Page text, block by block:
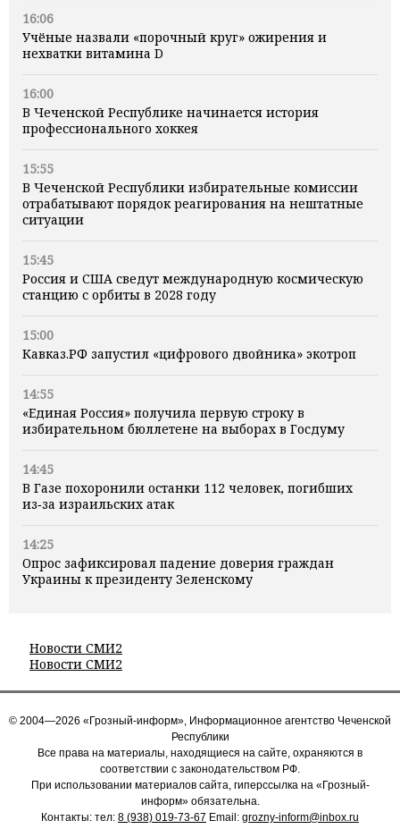
16:06
Учёные назвали «порочный круг» ожирения и
нехватки витамина D
16:00
В Чеченской Республике начинается история
профессионального хоккея
15:55
В Чеченской Республики избирательные комиссии
отрабатывают порядок реагирования на нештатные
ситуации
15:45
Россия и США сведут международную космическую
станцию с орбиты в 2028 году
15:00
Кавказ.РФ запустил «цифрового двойника» экотроп
14:55
«Единая Россия» получила первую строку в
избирательном бюллетене на выборах в Госдуму
14:45
В Газе похоронили останки 112 человек, погибших
из‑за израильских атак
14:25
Опрос зафиксировал падение доверия граждан
Украины к президенту Зеленскому
Новости СМИ2
Новости СМИ2
© 2004—2026 «Грозный-информ», Информационное агентство Чеченской
Республики
Все права на материалы, находящиеся на сайте, охраняются в
соответствии с законодательством РФ.
При использовании материалов сайта, гиперссылка на «Грозный-
информ» обязательна.
Контакты: тел: 8 (938) 019-73-67 Email: grozny-inform@inbox.ru